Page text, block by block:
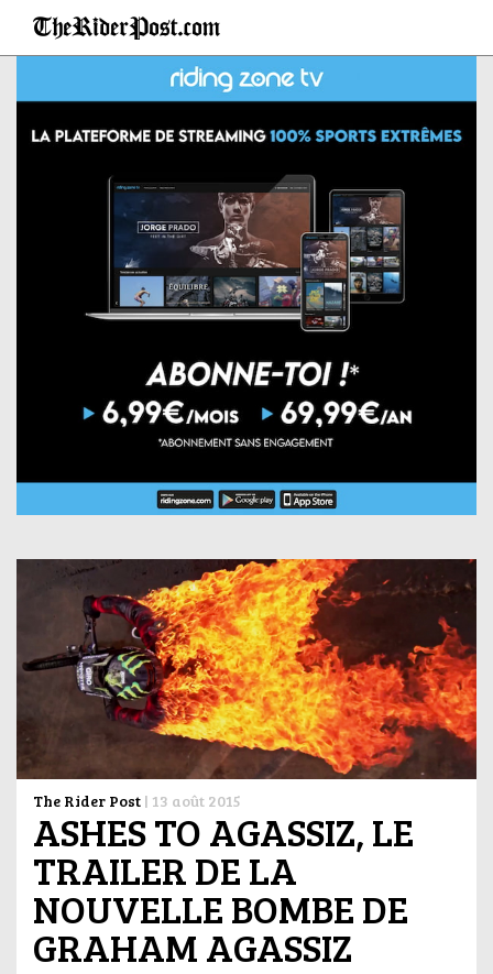
The Rider Post | 13 août 2015
ASHES TO AGASSIZ, LE
TRAILER DE LA
NOUVELLE BOMBE DE
GRAHAM AGASSIZ